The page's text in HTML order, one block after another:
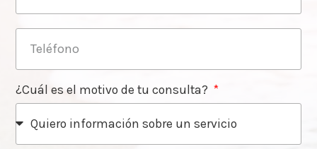
¿Cuál es el motivo de tu consulta?